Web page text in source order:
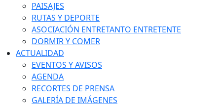
PAISAJES
RUTAS Y DEPORTE
ASOCIACIÓN ENTRETANTO ENTRETENTE
DORMIR Y COMER
ACTUALIDAD
EVENTOS Y AVISOS
AGENDA
RECORTES DE PRENSA
GALERÍA DE IMÁGENES